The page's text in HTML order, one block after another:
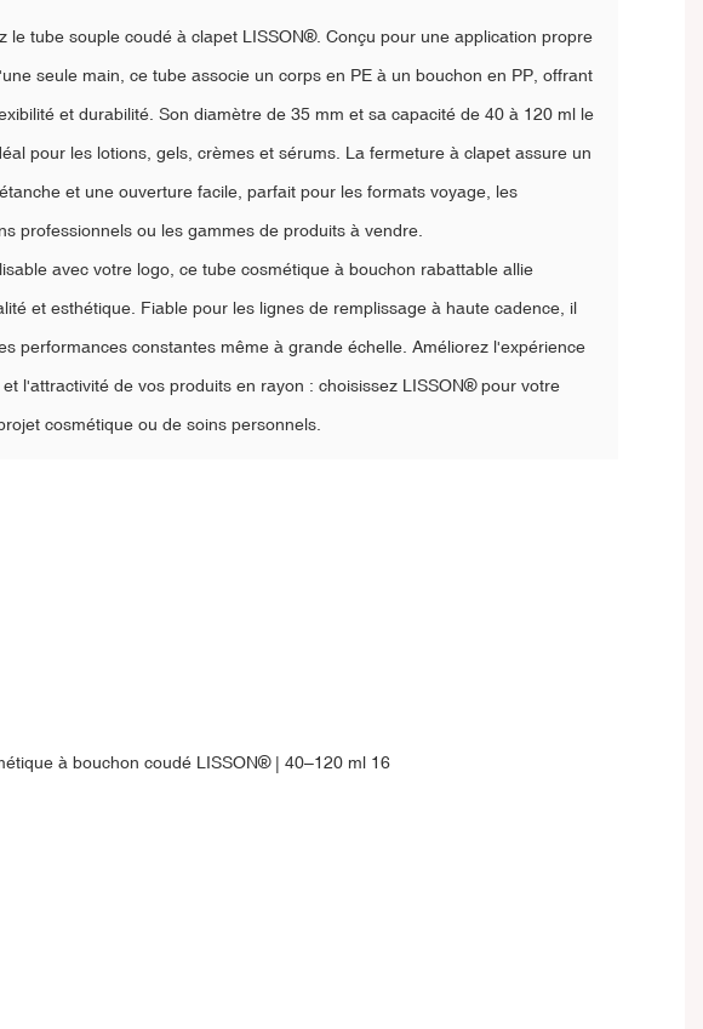
le tube souple coudé à clapet LISSON®. Conçu pour une application propre
seule main, ce tube associe un corps en PE à un bouchon en PP, offrant
et durabilité. Son diamètre de 35 mm et sa capacité de 40 à 120 ml le
pour les lotions, gels, crèmes et sérums. La fermeture à clapet assure un
et une ouverture facile, parfait pour les formats voyage, les
professionnels ou les gammes de produits à vendre.
avec votre logo, ce tube cosmétique à bouchon rabattable allie
et esthétique. Fiable pour les lignes de remplissage à haute cadence, il
performances constantes même à grande échelle. Améliorez l'expérience
et l'attractivité de vos produits en rayon : choisissez LISSON® pour votre
cosmétique ou de soins personnels.